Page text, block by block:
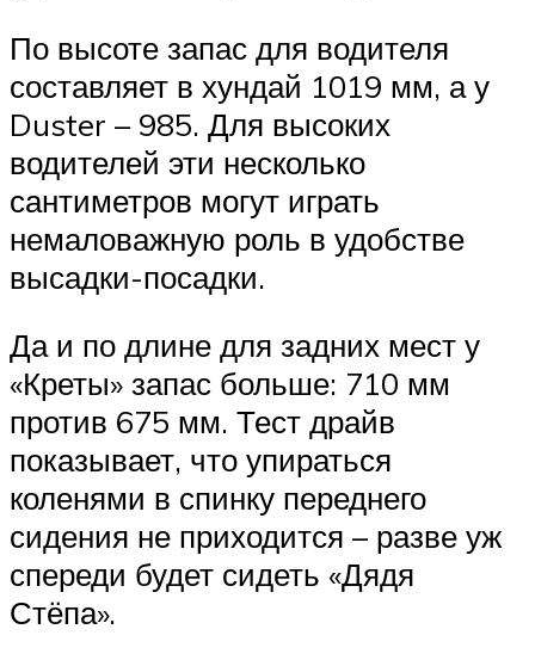
По высоте запас для водителя
составляет в хундай 1019 мм, а у
Duster – 985. Для высоких
водителей эти несколько
сантиметров могут играть
немаловажную роль в удобстве
высадки-посадки.
Да и по длине для задних мест у
«Креты» запас больше: 710 мм
против 675 мм. Тест драйв
показывает, что упираться
коленями в спинку переднего
сидения не приходится – разве уж
спереди будет сидеть «Дядя
Стёпа».